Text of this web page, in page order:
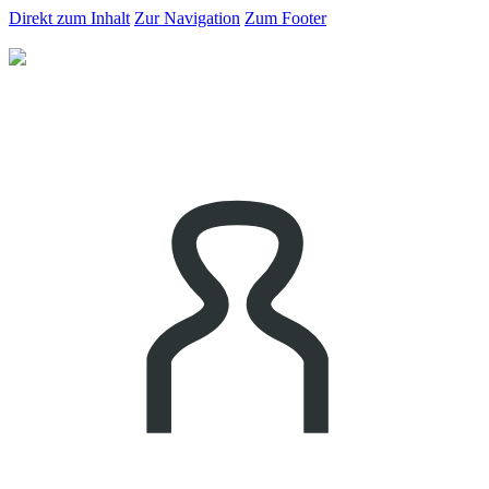
Direkt zum Inhalt Zur Navigation Zum Footer